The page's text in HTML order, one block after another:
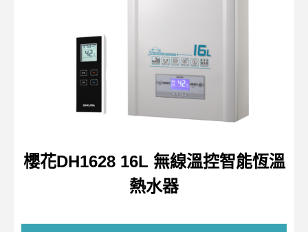
櫻花DH1628 16L 無線溫控智能恆溫
熱水器